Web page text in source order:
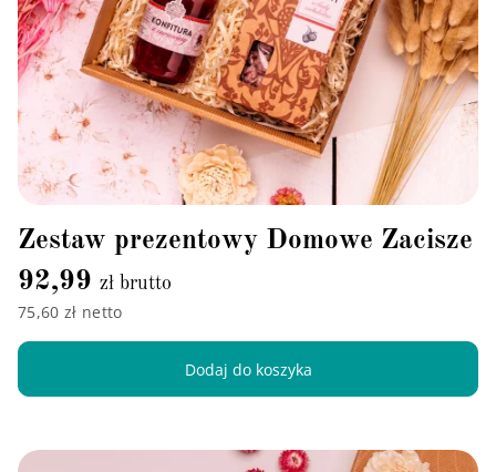
Zestaw prezentowy Domowe Zacisze
92,99 zł brutto
75,60 zł netto
Dodaj do koszyka